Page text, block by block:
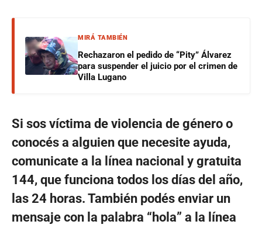
MIRÁ TAMBIÉN
Rechazaron el pedido de “Pity” Álvarez
para suspender el juicio por el crimen de
Villa Lugano
Si sos víctima de violencia de género o
conocés a alguien que necesite ayuda,
comunicate a la línea nacional y gratuita
144, que funciona todos los días del año,
las 24 horas. También podés enviar un
mensaje con la palabra “hola” a la línea